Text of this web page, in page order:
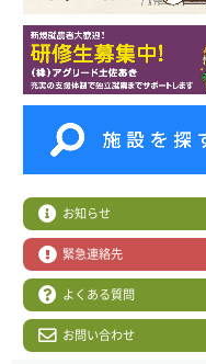
お知らせ
緊急連絡先
よくある質問
お問い合わせ